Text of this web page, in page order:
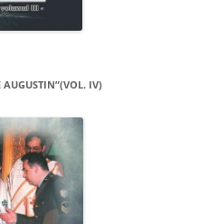
AUGUSTIN”(VOL. IV)